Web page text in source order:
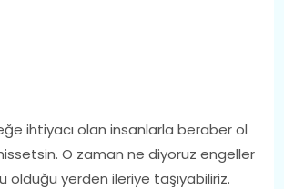
ihtiyacı olan insanlarla beraber ol
O zaman ne diyoruz engeller
olduğu yerden ileriye taşıyabiliriz.